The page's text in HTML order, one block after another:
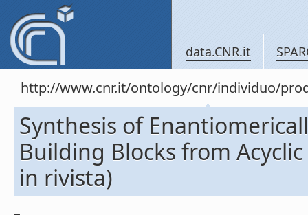
data.CNR.it
http://www.cnr.it/ontology/cnr/individuo/
Synthesis of
Building Blocks from
in rivista)